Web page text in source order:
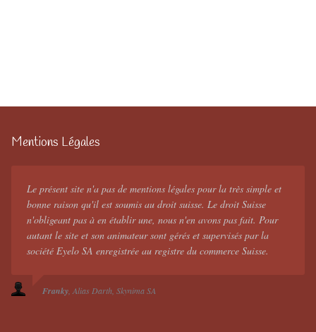
Mentions Légales
Le présent site n'a pas de mentions légales pour la très simple et
bonne raison qu'il est soumis au droit suisse. Le droit Suisse
n'obligeant pas à en établir une, nous n'en avons pas fait. Pour
autant le site et son animateur sont gérés et supervisés par la
société Eyelo SA enregistrée au registre du commerce Suisse.
Franky Alias Darth Skynima SA